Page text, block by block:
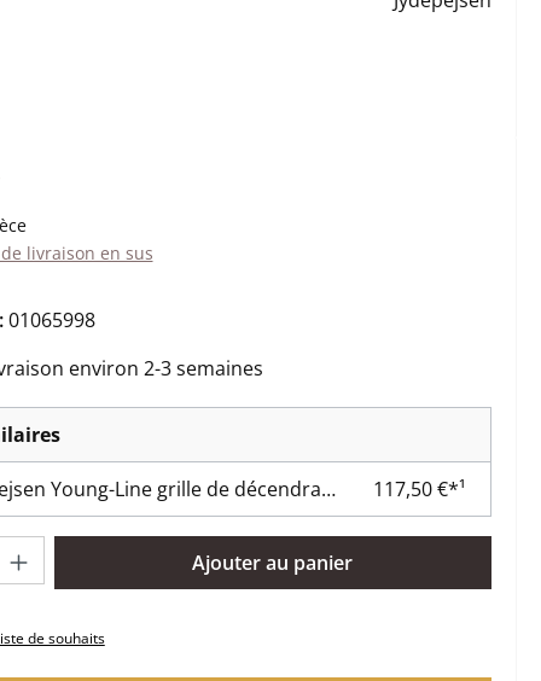
livraison en sus
01065998
environ 2-3 semaines
Jydepejsen Young-Line grille de décendrage 117,50 €*¹
: Entrez la quantité souhaitée ou utilisez les boutons pour
Ajouter au panier
de souhaits